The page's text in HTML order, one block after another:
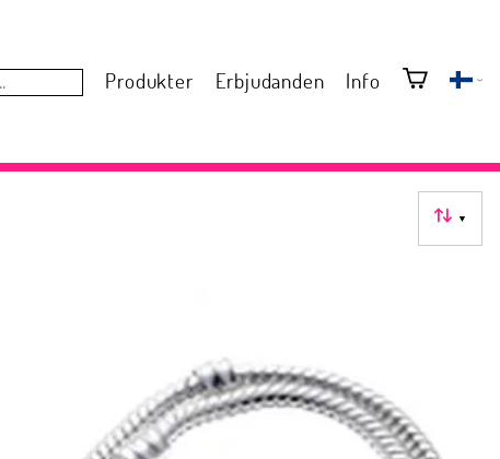
Produkter Erbjudanden Info
▼